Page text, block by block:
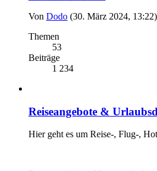
Von Dodo (30. März 2024, 13:22)
Themen
53
Beiträge
1 234
Reiseangebote &
Hier geht es um Reise-, Flug-,